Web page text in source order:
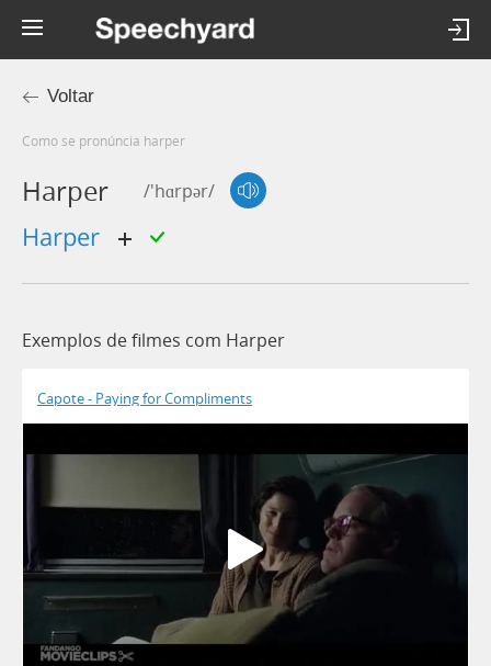
Voltar
Como se pronúncia harper
Harper /'hɑrpər/
harper
Exemplos de filmes com Harper
Capote - Paying for Compliments